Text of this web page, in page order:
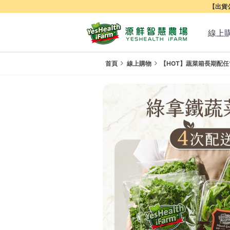
【出
線上
首頁 線上購物 【HOT】蔬菜箱長期配